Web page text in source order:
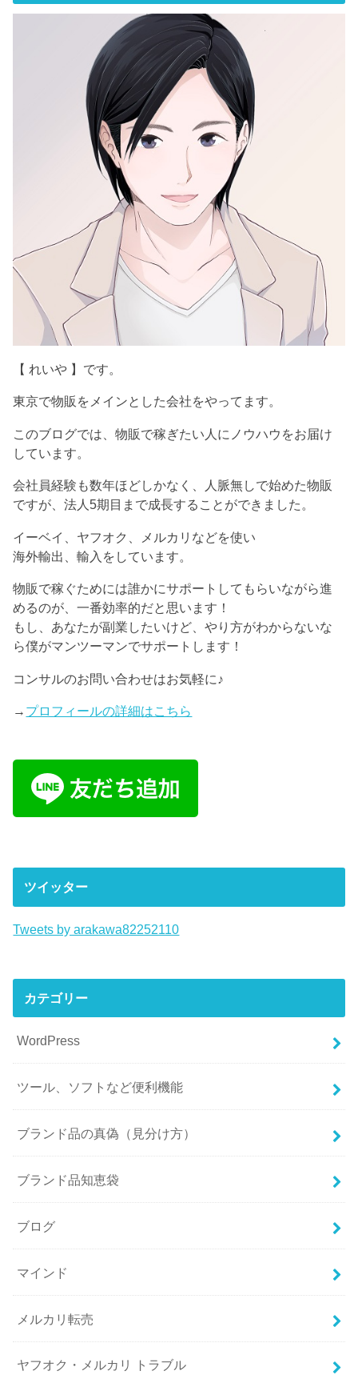
【 れいや 】です。
東京で物販をメインとした会社をやってます。
このブログでは、物販で稼ぎたい人にノウハウをお届け
しています。
会社員経験も数年ほどしかなく、人脈無しで始めた物販
ですが、法人5期目まで成長することができました。
イーベイ、ヤフオク、メルカリなどを使い
海外輸出、輸入をしています。
物販で稼ぐためには誰かにサポートしてもらいながら進
めるのが、一番効率的だと思います！
もし、あなたが副業したいけど、やり方がわからないな
ら僕がマンツーマンでサポートします！
コンサルのお問い合わせはお気軽に♪
→ プロフィールの詳細はこちら
ツイッター
Tweets by arakawa82252110
カテゴリー
WordPress
ツール、ソフトなど便利機能
ブランド品の真偽（見分け方）
ブランド品知恵袋
ブログ
マインド
メルカリ転売
ヤフオク・メルカリ トラブル